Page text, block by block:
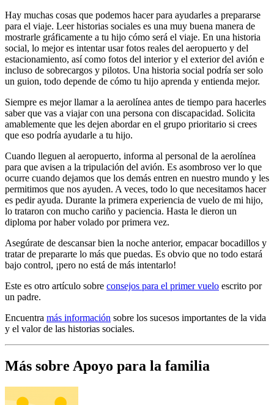
Hay muchas cosas que podemos hacer para ayudarles a prepararse
para el viaje. Leer historias sociales es una muy buena manera de
mostrarle gráficamente a tu hijo cómo será el viaje. En una historia
social, lo mejor es intentar usar fotos reales del aeropuerto y del
estacionamiento, así como fotos del interior y el exterior del avión e
incluso de sobrecargos y pilotos. Una historia social podría ser solo
un guion, todo depende de cómo tu hijo aprenda y entienda mejor.
Siempre es mejor llamar a la aerolínea antes de tiempo para hacerles
saber que vas a viajar con una persona con discapacidad. Solicita
amablemente que les dejen abordar en el grupo prioritario si crees
que eso podría ayudarle a tu hijo.
Cuando lleguen al aeropuerto, informa al personal de la aerolínea
para que avisen a la tripulación del avión. Es asombroso ver lo que
ocurre cuando dejamos que los demás entren en nuestro mundo y les
permitimos que nos ayuden. A veces, todo lo que necesitamos hacer
es pedir ayuda. Durante la primera experiencia de vuelo de mi hijo,
lo trataron con mucho cariño y paciencia. Hasta le dieron un
diploma por haber volado por primera vez.
Asegúrate de descansar bien la noche anterior, empacar bocadillos y
tratar de prepararte lo más que puedas. Es obvio que no todo estará
bajo control, ¡pero no está de más intentarlo!
Este es otro artículo sobre consejos para el primer vuelo escrito por
un padre.
Encuentra más información sobre los sucesos importantes de la vida
y el valor de las historias sociales.
Más sobre Apoyo para la familia